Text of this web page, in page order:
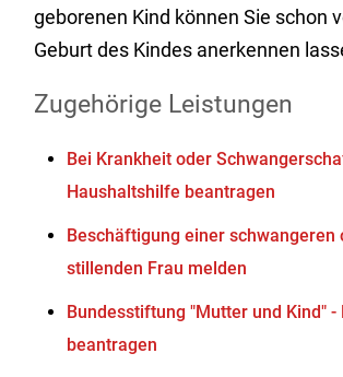
geborenen Kind können Sie schon
Geburt des Kindes anerkennen
Zugehörige Leistungen
Bei Krankheit oder
Haushaltshilfe beantragen
Beschäftigung einer schwangeren
stillenden Frau melden
Bundesstiftung "Mutter und Kind" -
beantragen